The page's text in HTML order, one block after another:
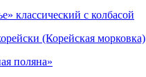
классический с колбасой
(Корейская морковка)
поляна»